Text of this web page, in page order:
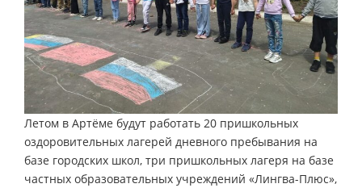
Летом в Артёме будут работать 20 пришкольных
оздоровительных лагерей дневного пребывания на
базе городских школ, три пришкольных лагеря на базе
частных образовательных учреждений «Лингва-Плюс»,